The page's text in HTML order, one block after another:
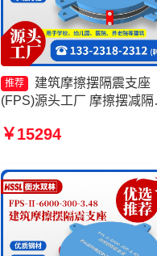
推荐
建筑摩擦摆隔震支座
(FPS)源头工厂 摩擦摆减隔
厂家 摩擦摆式减震支座
￥15294